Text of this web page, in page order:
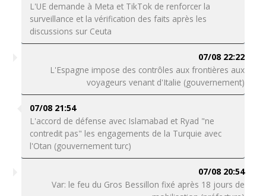
L'UE demande à Meta et TikTok de renforcer la
surveillance et la vérification des faits après les
discussions sur Ceuta
07/08 22:22
L'Espagne impose des contrôles aux frontières aux
voyageurs venant d'Italie (gouvernement)
07/08 21:54
L'accord de défense avec Islamabad et Ryad "ne
contredit pas" les engagements de la Turquie avec
l'Otan (gouvernement turc)
07/08 20:54
Var: le feu du Gros Bessillon fixé après 18 jours de